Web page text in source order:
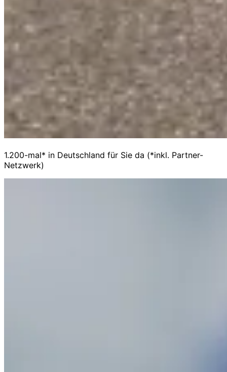
1.200-mal* in Deutschland für Sie da (*inkl. Partner-
Netzwerk)